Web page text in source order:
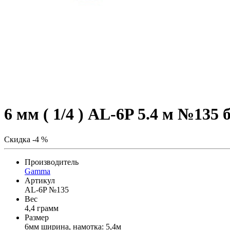
6 мм ( 1/4 ) AL-6P 5.4 м №135
Скидка -4 %
Производитель
Gamma
Артикул
AL-6P №135
Вес
4,4 грамм
Размер
6мм ширина, намотка: 5,4м